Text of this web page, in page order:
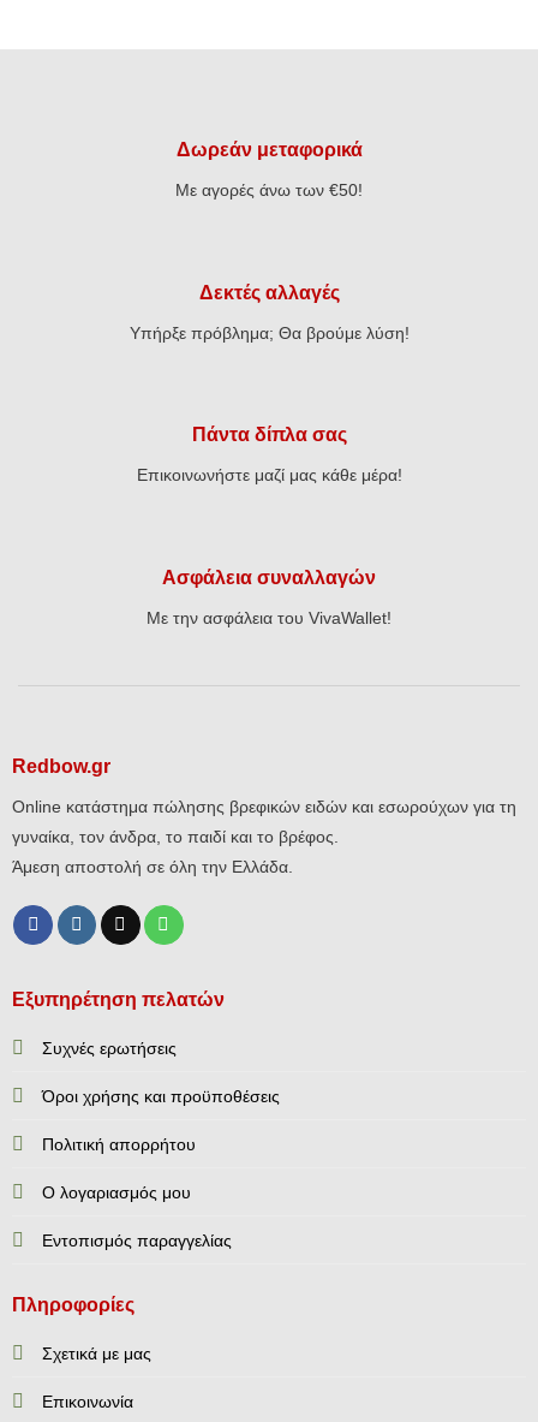
Δωρεάν μεταφορικά
Με αγορές άνω των €50!
Δεκτές αλλαγές
Υπήρξε πρόβλημα; Θα βρούμε λύση!
Πάντα δίπλα σας
Επικοινωνήστε μαζί μας κάθε μέρα!
Ασφάλεια συναλλαγών
Με την ασφάλεια του VivaWallet!
Redbow.gr
Online κατάστημα πώλησης βρεφικών ειδών και εσωρούχων για τη
γυναίκα, τον άνδρα, το παιδί και το βρέφος.
Άμεση αποστολή σε όλη την Ελλάδα.
Εξυπηρέτηση πελατών
Συχνές ερωτήσεις
Όροι χρήσης και προϋποθέσεις
Πολιτική απορρήτου
Ο λογαριασμός μου
Εντοπισμός παραγγελίας
Πληροφορίες
Σχετικά με μας
Επικοινωνία